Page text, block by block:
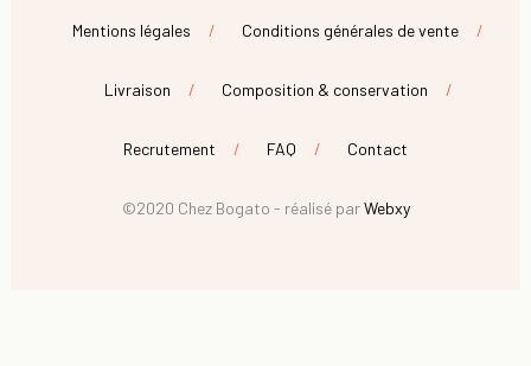
Mentions légales Conditions générales de vente
Livraison Composition & conservation
Recrutement FAQ Contact
©2020 Chez Bogato - réalisé parWebxy